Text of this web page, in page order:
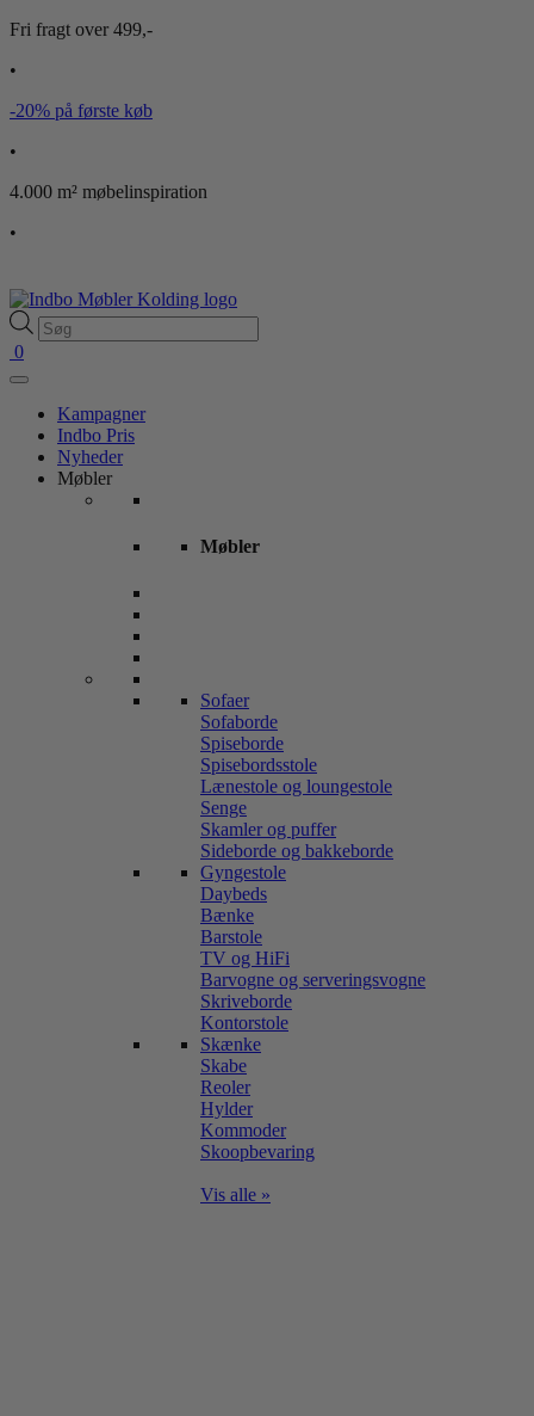
Fri fragt over 499,-
•
-20% på første køb
•
4.000 m² møbelinspiration
•
Products
search
0
Kampagner
Indbo Pris
Nyheder
Møbler
Møbler
Sofaer
Sofaborde
Spiseborde
Spisebordsstole
Lænestole og loungestole
Senge
Skamler og puffer
Sideborde og bakkeborde
Gyngestole
Daybeds
Bænke
Barstole
TV og HiFi
Barvogne og serveringsvogne
Skriveborde
Kontorstole
Skænke
Skabe
Reoler
Hylder
Kommoder
Skoopbevaring
Vis alle »